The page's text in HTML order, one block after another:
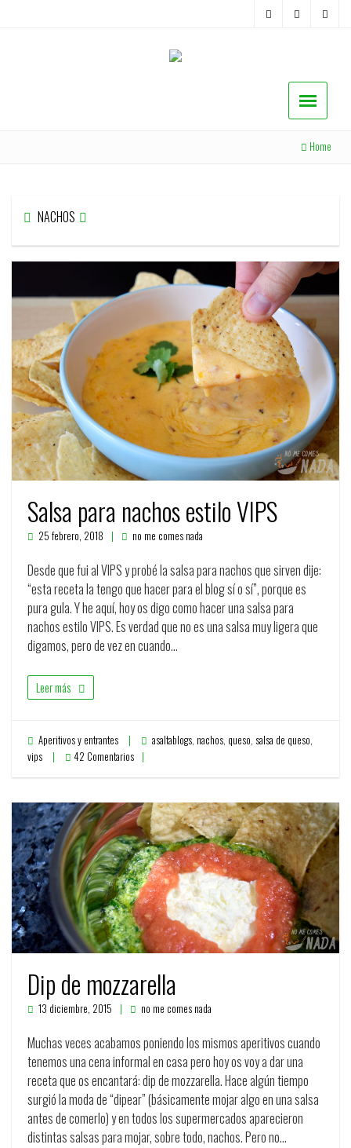
Home
NACHOS
Salsa para nachos estilo VIPS
25 febrero, 2018 no me comes nada
Desde que fui al VIPS y probé la salsa para nachos que sirven dije:
“esta receta la tengo que hacer para el blog sí o sí”, porque es
pura gula. Y he aquí, hoy os digo como hacer una salsa para
nachos estilo VIPS. Es verdad que no es una salsa muy ligera que
digamos, pero de vez en cuando…
Leer más
Aperitivos y entrantes asaltablogs, nachos, queso, salsa de queso,
vips
42 Comentarios
Dip de mozzarella
13 diciembre, 2015 no me comes nada
Muchas veces acabamos poniendo los mismos aperitivos cuando
tenemos una cena informal en casa pero hoy os voy a dar una
receta que os encantará: dip de mozzarella. Hace algún tiempo
surgió la moda de “dipear” (básicamente mojar algo en una salsa
antes de comerlo) y en todos los supermercados aparecieron
distintas salsas para mojar, sobre todo, nachos. Pero no…